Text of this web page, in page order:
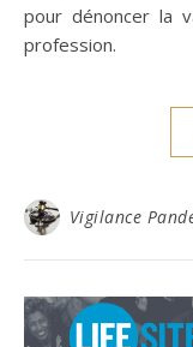
pour dénoncer la
profession.
Vigilance